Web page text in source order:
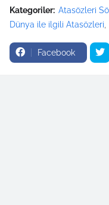
Kategoriler: Atasözleri
Dünya ile ilgili Atasözleri
Facebook